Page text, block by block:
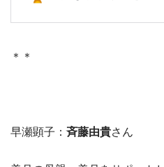
＊＊
早瀬顕子：斉藤由貴さん